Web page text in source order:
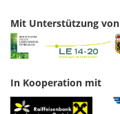
Mit Unterstützung von
In Kooperation mit